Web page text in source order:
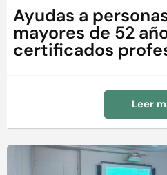
Ayudas a
mayores de 52
certificados
Leer